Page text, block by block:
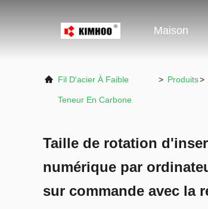
Maison
Fil D'acier À Faible
Teneur En Carbone
> Produits>
Taille de rotation
numérique par
sur commande avec la